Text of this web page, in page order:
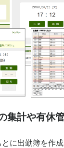
集計や有休
に出勤簿を作